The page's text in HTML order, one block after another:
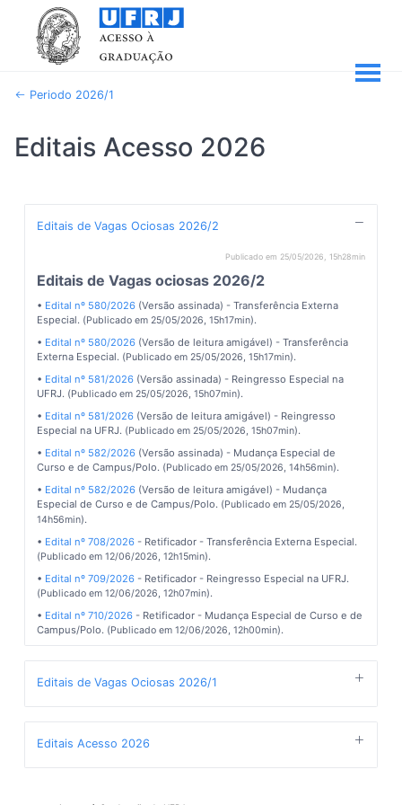
Periodo 2026/1
Editais Acesso 2026
Editais de Vagas Ociosas 2026/2
Publicado em 25/05/2026, 15h28min
Editais de Vagas ociosas 2026/2
• Edital nº 580/2026 (Versão assinada) - Transferência Externa
Especial. (Publicado em 25/05/2026, 15h17min).
• Edital nº 580/2026 (Versão de leitura amigável) - Transferência
Externa Especial. (Publicado em 25/05/2026, 15h17min).
• Edital nº 581/2026 (Versão assinada) - Reingresso Especial na
UFRJ. (Publicado em 25/05/2026, 15h07min).
• Edital nº 581/2026 (Versão de leitura amigável) - Reingresso
Especial na UFRJ. (Publicado em 25/05/2026, 15h07min).
• Edital nº 582/2026 (Versão assinada) - Mudança Especial de
Curso e de Campus/Polo. (Publicado em 25/05/2026, 14h56min).
• Edital nº 582/2026 (Versão de leitura amigável) - Mudança
Especial de Curso e de Campus/Polo. (Publicado em 25/05/2026,
14h56min).
• Edital nº 708/2026 - Retificador - Transferência Externa Especial.
(Publicado em 12/06/2026, 12h15min).
• Edital nº 709/2026 - Retificador - Reingresso Especial na UFRJ.
(Publicado em 12/06/2026, 12h07min).
• Edital nº 710/2026 - Retificador - Mudança Especial de Curso e de
Campus/Polo. (Publicado em 12/06/2026, 12h00min).
Editais de Vagas Ociosas 2026/1
Editais de Vagas ociosas 2026/1
Editais Acesso 2026